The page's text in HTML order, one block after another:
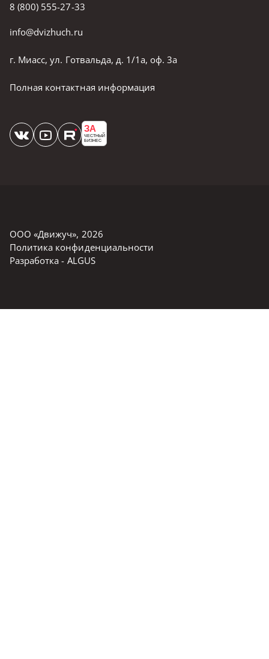
8 (800) 555-27-33
info@dvizhuch.ru
г. Миасс, ул. Готвальда, д. 1/1а, оф. 3а
Полная контактная информация
ЗА
ЧЕСТНЫЙ
БИЗНЕС
ООО «Движуч», 2026
Политика конфиденциальности
Разработка - ALGUS